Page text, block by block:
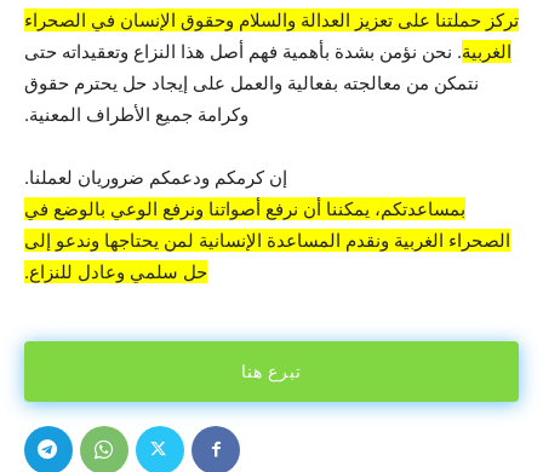
تركز حملتنا على تعزيز العدالة والسلام وحقوق الإنسان في الصحراء
الغربية. نحن نؤمن بشدة بأهمية فهم أصل هذا النزاع وتعقيداته حتى
نتمكن من معالجته بفعالية والعمل على إيجاد حل يحترم حقوق
وكرامة جميع الأطراف المعنية.
إن كرمكم ودعمكم ضروريان لعملنا.
بمساعدتكم، يمكننا أن نرفع أصواتنا ونرفع الوعي بالوضع في
الصحراء الغربية ونقدم المساعدة الإنسانية لمن يحتاجها وندعو إلى
حل سلمي وعادل للنزاع.
تبرع هنا